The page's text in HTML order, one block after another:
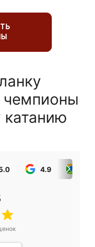
чемпионы
катанию
4.9